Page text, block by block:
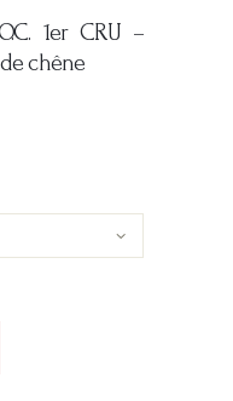
1er CRU –
chêne